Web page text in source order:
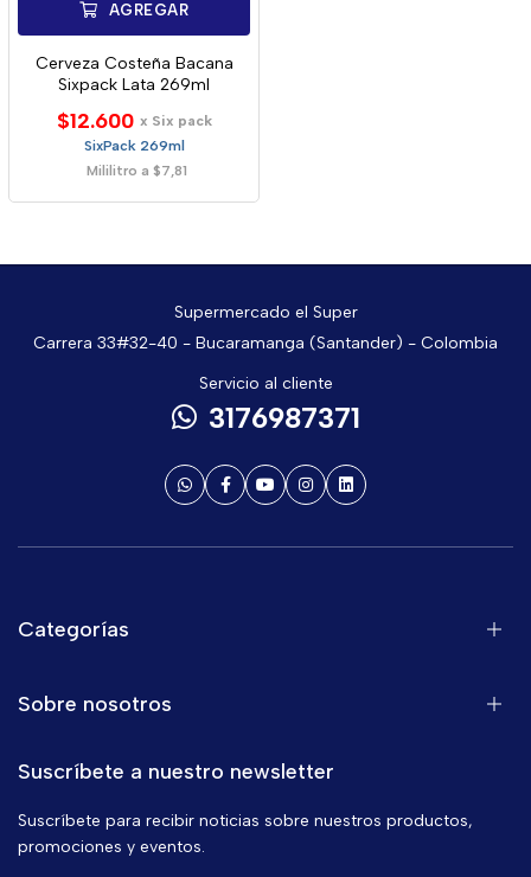
AGREGAR
Cerveza Costeña Bacana
Sixpack Lata 269ml
$12.600 x Six pack
SixPack 269ml
Mililitro a $7,81
Supermercado el Super
Carrera 33#32-40 - Bucaramanga (Santander) - Colombia
Servicio al cliente
3176987371
Categorías
Sobre nosotros
Suscríbete a nuestro newsletter
Suscríbete para recibir noticias sobre nuestros productos,
promociones y eventos.